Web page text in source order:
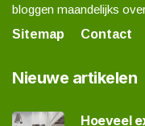
bloggen maandelijks
Sitemap
Contact
Nieuwe artikelen
Hoeveel